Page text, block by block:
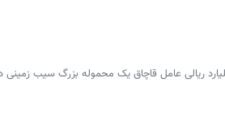
کردستان - مدیرکل تعزیرات حکومتی کردستان از محکومیت ۱۵ میلیارد ریالی عامل قاچاق یک محموله